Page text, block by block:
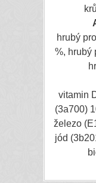
hrubý
%, hrubý
vitamin
(3a700)
železo
jód